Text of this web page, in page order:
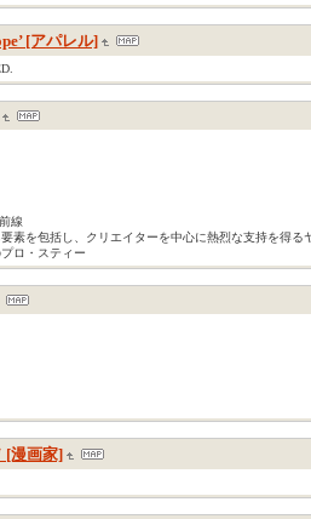
[アパレル]
線
素を包括し、クリエイターを中心に熱烈な支持を得
ロ・スティー
[漫画家]